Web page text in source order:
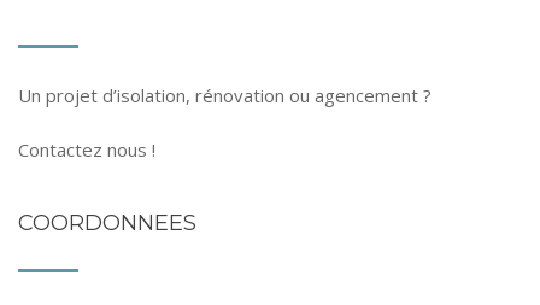
Un projet d’isolation, rénovation ou agencement ?
Contactez nous !
COORDONNEES